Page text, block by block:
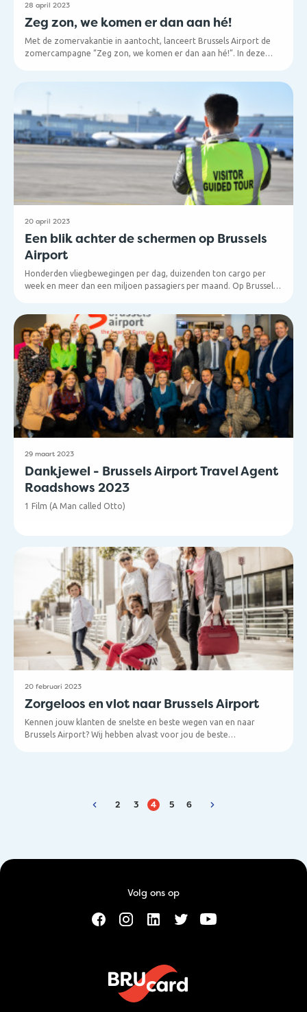
28 april 2023
Zeg zon, we komen er dan aan hé!
Met de zomervakantie in aantocht, lanceert Brussels Airport de
zomercampagne “Zeg zon, we komen er dan aan hé!”. In deze
Brussels Airport radiospot horen! Ben jij hem al tegenkomen? Zeg
eens! Naar welk bestemmingsparadijs vliegen jouw klanten het
liefst om aan hun zomerpret te beginnen?
20 april 2023
Een blik achter de schermen op Brussels
Airport
Honderden vliegbewegingen per dag, duizenden ton cargo per
week en meer dan een miljoen passagiers per maand. Op Brussels
29 maart 2023
Dankjewel - Brussels Airport Travel Agent
Roadshows 2023
1 Film (A Man called Otto)
43 Airlines (+ onze nieuwe partner Flibco)
634 reisagenten en evenveel popcorn en frisdrank
20 februari 2023
Zorgeloos en vlot naar Brussels Airport
Kennen jouw klanten de snelste en beste wegen van en naar
Brussels Airport? Wij hebben alvast voor jou de beste
2 3 4 5 6
Volg ons op